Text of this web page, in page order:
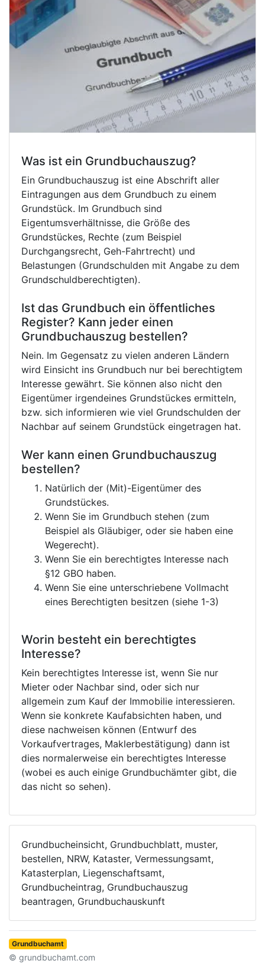
Was ist ein Grundbuchauszug?
Ein Grundbuchauszug ist eine Abschrift aller
Eintragungen aus dem Grundbuch zu einem
Grundstück. Im Grundbuch sind
Eigentumsverhältnisse, die Größe des
Grundstückes, Rechte (zum Beispiel
Durchgangsrecht, Geh-Fahrtrecht) und
Belastungen (Grundschulden mit Angabe zu dem
Grundschuldberechtigten).
Ist das Grundbuch ein öffentliches
Register? Kann jeder einen
Grundbuchauszug bestellen?
Nein. Im Gegensatz zu vielen anderen Ländern
wird Einsicht ins Grundbuch nur bei berechtigtem
Interesse gewährt. Sie können also nicht den
Eigentümer irgendeines Grundstückes ermitteln,
bzw. sich informieren wie viel Grundschulden der
Nachbar auf seinem Grundstück eingetragen hat.
Wer kann einen Grundbuchauszug
bestellen?
Natürlich der (Mit)-Eigentümer des
Grundstückes.
Wenn Sie im Grundbuch stehen (zum
Beispiel als Gläubiger, oder sie haben eine
Wegerecht).
Wenn Sie ein berechtigtes Interesse nach
§12 GBO haben.
Wenn Sie eine unterschriebene Vollmacht
eines Berechtigten besitzen (siehe 1-3)
Worin besteht ein berechtigtes
Interesse?
Kein berechtigtes Interesse ist, wenn Sie nur
Mieter oder Nachbar sind, oder sich nur
allgemein zum Kauf der Immobilie interessieren.
Wenn sie konkrete Kaufabsichten haben, und
diese nachweisen können (Entwurf des
Vorkaufvertrages, Maklerbestätigung) dann ist
dies normalerweise ein berechtigtes Interesse
(wobei es auch einige Grundbuchämter gibt, die
das nicht so sehen).
Grundbucheinsicht, Grundbuchblatt, muster,
bestellen, NRW, Kataster, Vermessungsamt,
Katasterplan, Liegenschaftsamt,
Grundbucheintrag, Grundbuchauszug
beantragen, Grundbuchauskunft
Grundbuchamt
© grundbuchamt.com